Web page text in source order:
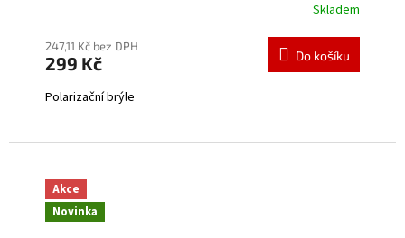
produktu
je
z
Skladem
247,11 Kč bez DPH
299 Kč Do košíku
Polarizační brýle
Akce
Novinka